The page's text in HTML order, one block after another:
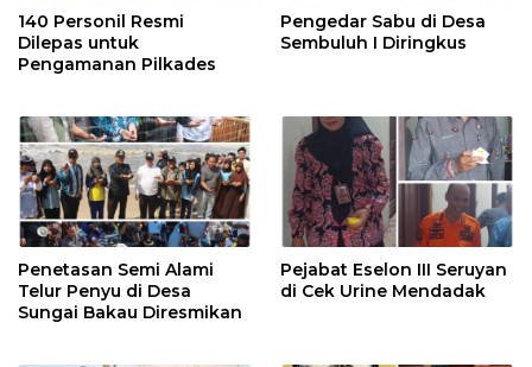
140 Personil Resmi
Dilepas untuk
Pengamanan Pilkades
Pengedar Sabu di Desa
Sembuluh I Diringkus
Penetasan Semi Alami
Telur Penyu di Desa
Sungai Bakau Diresmikan
Pejabat Eselon III Seruyan
di Cek Urine Mendadak